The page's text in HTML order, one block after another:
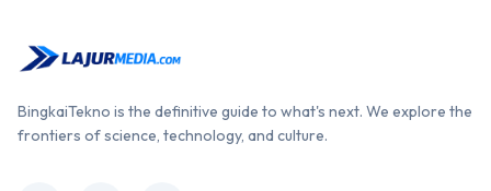
BingkaiTekno is the definitive guide to what's next. We explore the
frontiers of science, technology, and culture.